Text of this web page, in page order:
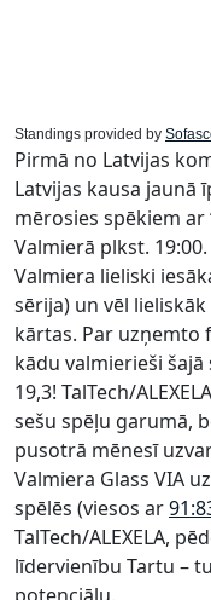
Standings provided by
Pirmā no Latvijas
Latvijas kausa jaunā
mērosies spēkiem ar
Valmierā plkst. 19:00.
Valmiera lieliski
sērija) un vēl
kārtas. Par uzņemto
kādu valmierieši
19,3! TalTech/
sešu spēļu garumā,
pusotrā mēnesī
Valmiera Glass VIA
spēlēs (viesos ar
TalTech/ALEXELA,
līdervienību Tartu –